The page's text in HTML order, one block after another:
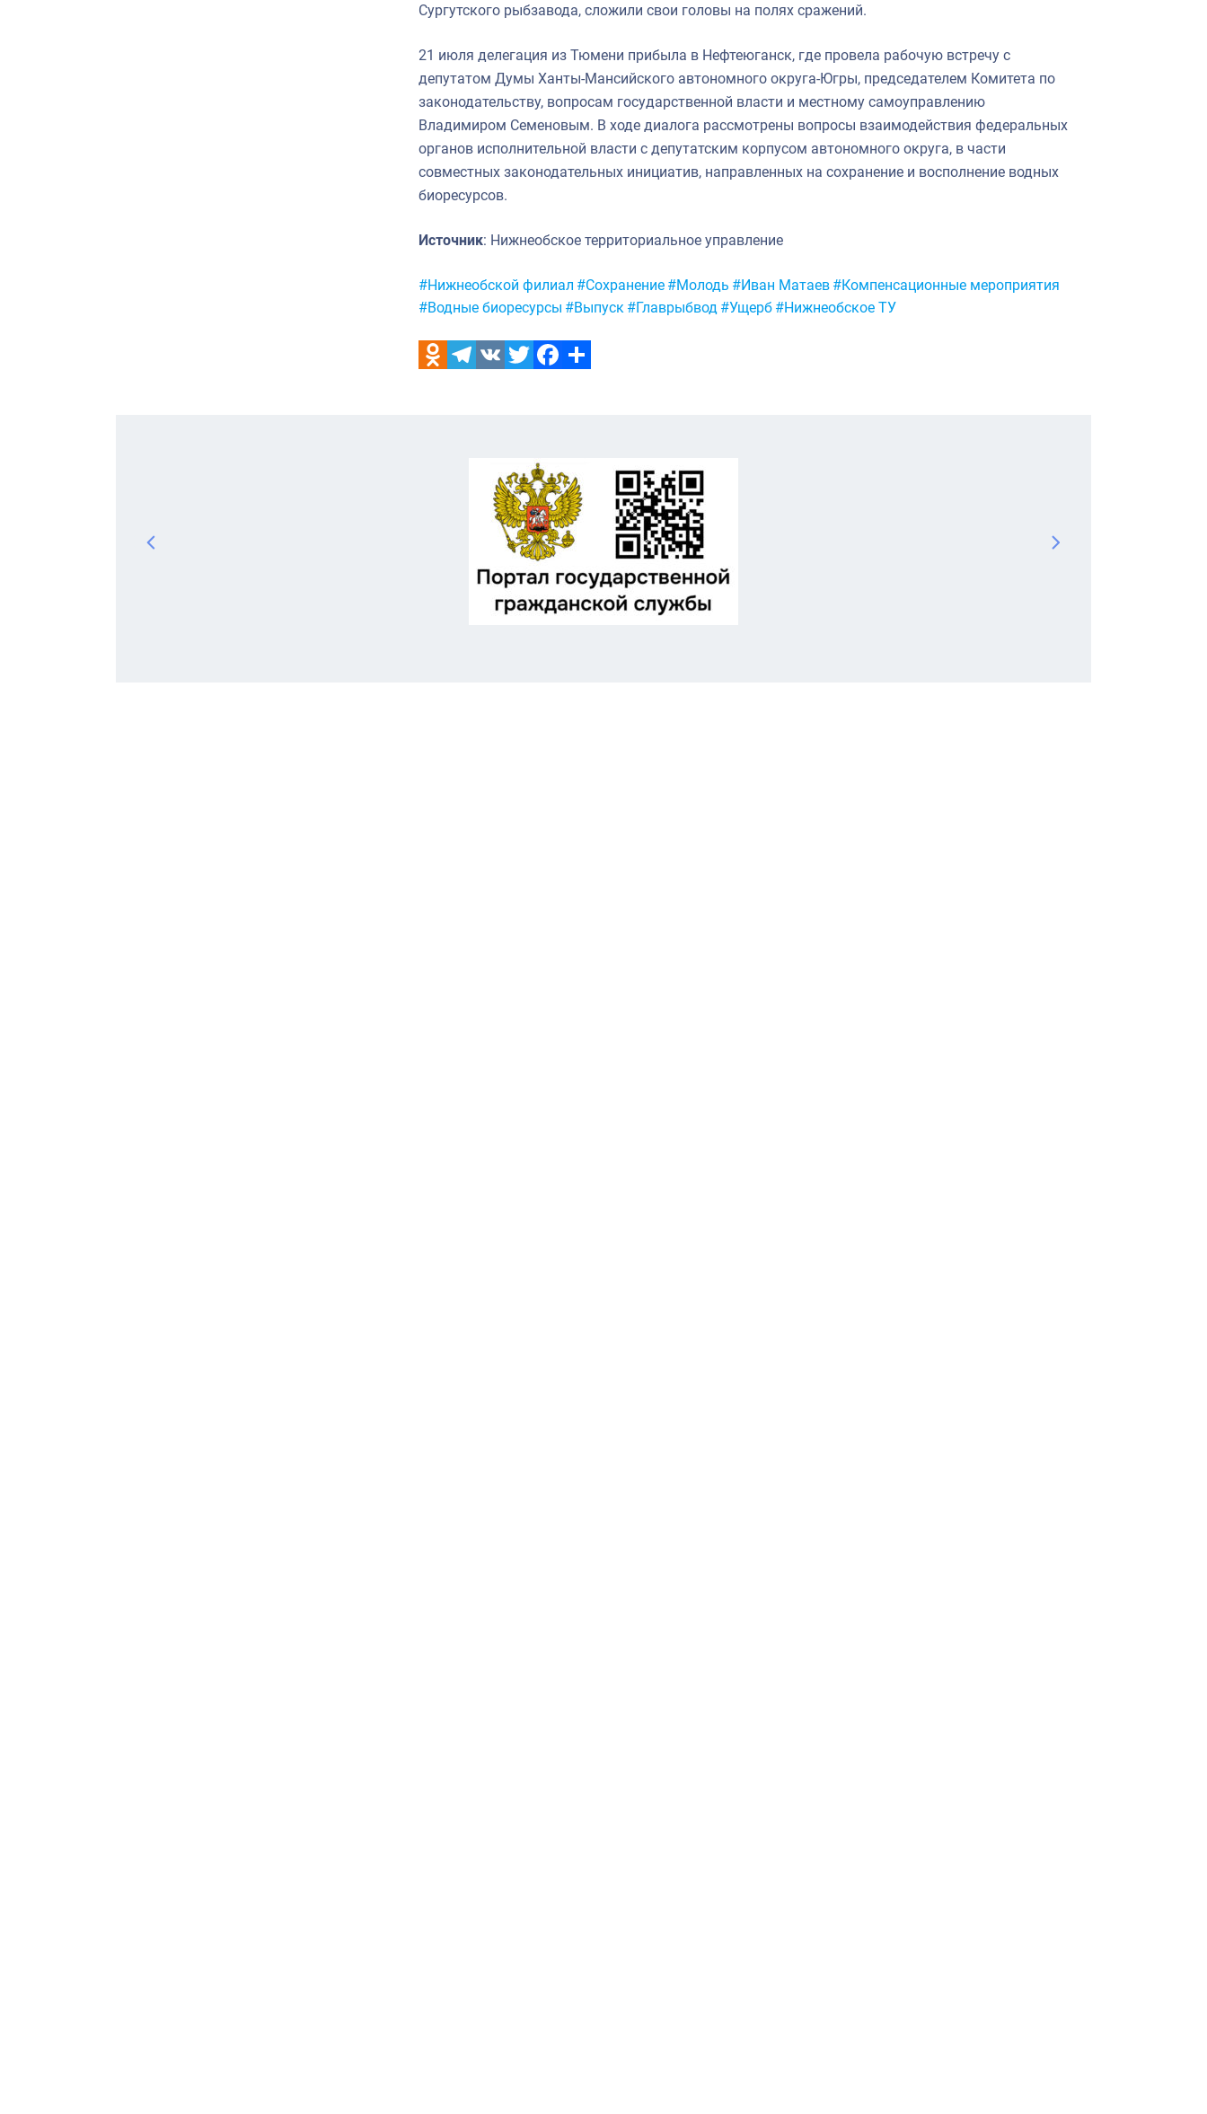
Сургутского рыбзавода, сложили свои головы на полях сражений.
21 июля делегация из Тюмени прибыла в Нефтеюганск, где провела рабочую встречу с
депутатом Думы Ханты-Мансийского автономного округа-Югры, председателем Комитета по
законодательству, вопросам государственной власти и местному самоуправлению
Владимиром Семеновым. В ходе диалога рассмотрены вопросы взаимодействия федеральных
органов исполнительной власти с депутатским корпусом автономного округа, в части
совместных законодательных инициатив, направленных на сохранение и восполнение водных
биоресурсов.
Источник: Нижнеобское территориальное управление
Метки:
#Нижнеобской филиал #Сохранение #Молодь #Иван Матаев #Компенсационные мероприятия
#Водные биоресурсы #Выпуск #Главрыбвод #Ущерб #Нижнеобское ТУ